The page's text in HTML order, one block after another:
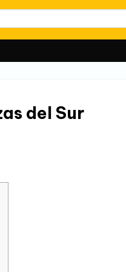
del Sur